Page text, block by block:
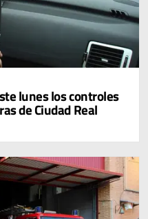
lunes los controles
de Ciudad Real